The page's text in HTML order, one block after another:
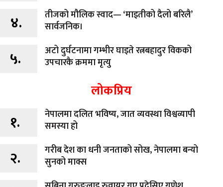
४.
तीजको मौलिक स्वाद— ‘माइतीको दैलो बरिलै’
सार्वजनिक।
५.
अटो दुर्घटनामा गम्भीर घाइते रत्नबहादुर विकको
उपचारकै क्रममा मृत्यु
लोकप्रिय
१.
नेपालमा दलित भविष्य, जात व्यवस्था विश्वव्यापी
समस्या हो
२.
गरीब देश का धनी जनताको सोख, नेपालमा बन्यो
सुनको माक्स